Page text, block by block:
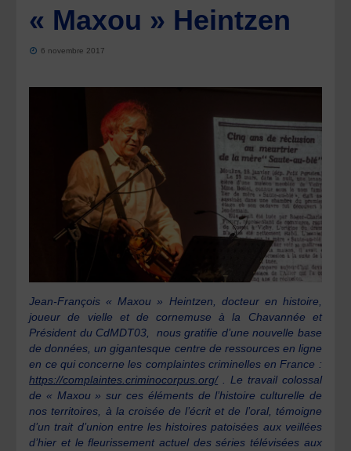
« Maxou » Heintzen
6 novembre 2017
Jean-François « Maxou » Heintzen, docteur en histoire,
joueur de vielle et de cornemuse à la Chavannée et
Président du CdMDT03, nous gratifie d’une nouvelle base
de données, un gigantesque centre de ressources en ligne
en ce qui concerne les complaintes criminelles en France :
https://complaintes.criminocorpus.org/. Le travail colossal
de « Maxou » sur ces éléments de l’histoire culturelle de
nos territoires, à la croisée de l’écrit et de l’oral, témoigne
d’un trait d’union entre les histoires patoisées aux veillées
d’hier et le fleurissement actuel des séries télévisées aux